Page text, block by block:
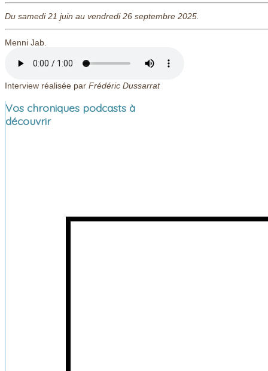
Du samedi 21 juin au vendredi 26 septembre 2025.
Menni Jab.
Interview réalisée par Frédéric Dussarrat
Vos chroniques podcasts à
découvrir